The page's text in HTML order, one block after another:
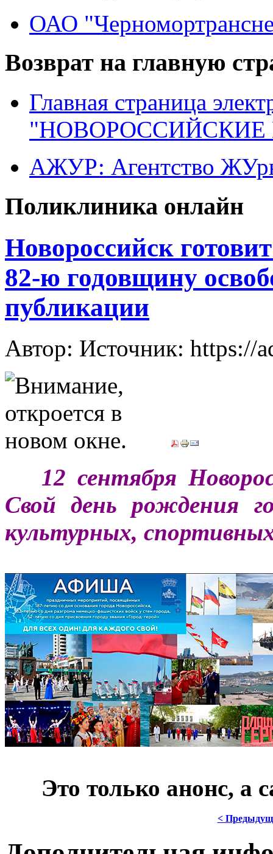
ОАО
Возврат на главную
Главная страница
"НОВОРОССИЙСКИЕ
АЖУР: Агентство
Поликлиника онлайн
Новороссийск
82-ю годовщину
публикации
Автор: Источник: https://
12 сентября
Свой день рождения
культурных,
Это только анонс, а
<